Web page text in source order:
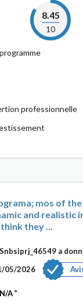
8.45
10
professionnelle
mos of
and realistic
they ...
a
05/2026
N/A